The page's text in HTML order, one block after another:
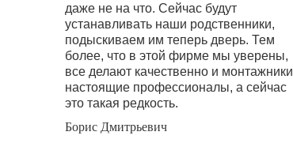
даже не на что. Сейчас будут
устанавливать наши родственники,
подыскиваем им теперь дверь. Тем
более, что в этой фирме мы уверены,
все делают качественно и монтажники
настоящие профессионалы, а сейчас
это такая редкость.
Борис Дмитрьевич